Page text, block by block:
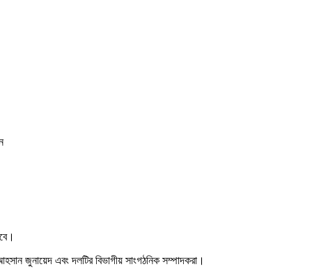
জুনায়েদ এবং দলটির বিভাগীয় সাংগঠনিক সম্পাদকরা।